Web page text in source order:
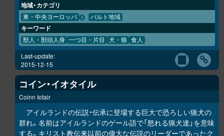
地域・カテゴリ
東・中央ヨーロッパ バルト地域
キーワード
獣人・獣頭人身 一つ目・片目 犬・狼 食人
Last-update:
2015-12-15
コイン・イオタイル
Coinn Iotair
アイルランドの伝説・伝承に登場する巨大で恐ろしい猟犬の
群れ。名前はアイルランドのゲール語で「怒れる猟犬達」を意味
する。キリスト教伝来以前の偉大な伝説のリーダーであったク